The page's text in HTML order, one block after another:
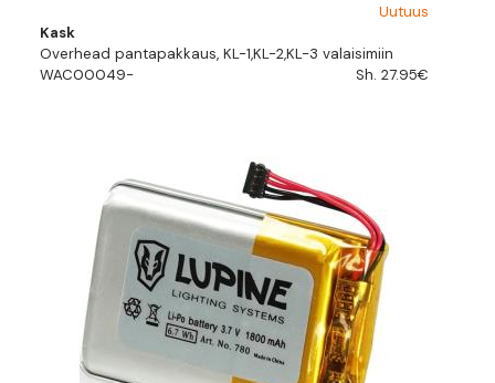
Uutuus
Kask
Overhead pantapakkaus, KL-1,KL-2,KL-3 valaisimiin
WAC00049-
Sh. 27.95€